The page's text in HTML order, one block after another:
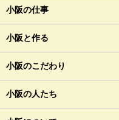
小阪の仕事
小阪と作る
小阪のこだわり
小阪の人たち